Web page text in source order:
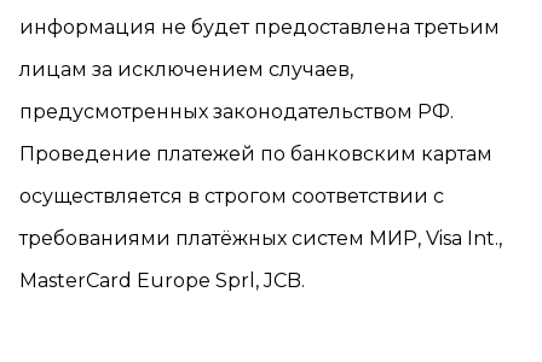
информация не будет предоставлена третьим
лицам за исключением случаев,
предусмотренных законодательством РФ.
Проведение платежей по банковским картам
осуществляется в строгом соответствии с
требованиями платёжных систем МИР, Visa Int.,
MasterCard Europe Sprl, JCB.